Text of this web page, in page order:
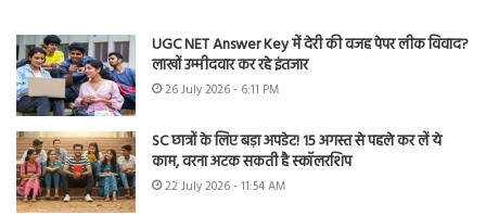
UGC NET Answer Key में देरी की वजह पेपर लीक विवाद?
लाखों उम्मीदवार कर रहे इंतजार
26 July 2026 - 6:11 PM
SC छात्रों के लिए बड़ा अपडेट! 15 अगस्त से पहले कर लें ये
काम, वरना अटक सकती है स्कॉलरशिप
22 July 2026 - 11:54 AM